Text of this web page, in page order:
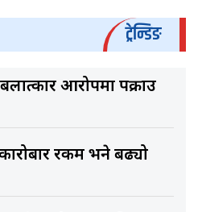
ट्रेन्डिङ
आरोपमा पक्राउ
रकम भने बढ्यो